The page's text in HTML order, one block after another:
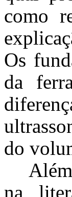
como
Os
da
do
na